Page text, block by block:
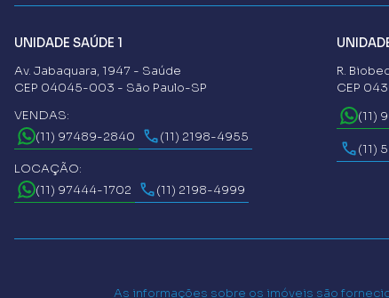
UNIDADE SAÚDE 1
Av. Jabaquara, 1947 - Saúde
CEP 04045-003 - São Paulo-SP
VENDAS:
(11) 97489-2840
(11) 2198-4955
LOCAÇÃO:
(11) 97444-1702
(11) 2198-4999
R.
CEP
(11)
(11)
As informações sobre os imóveis são